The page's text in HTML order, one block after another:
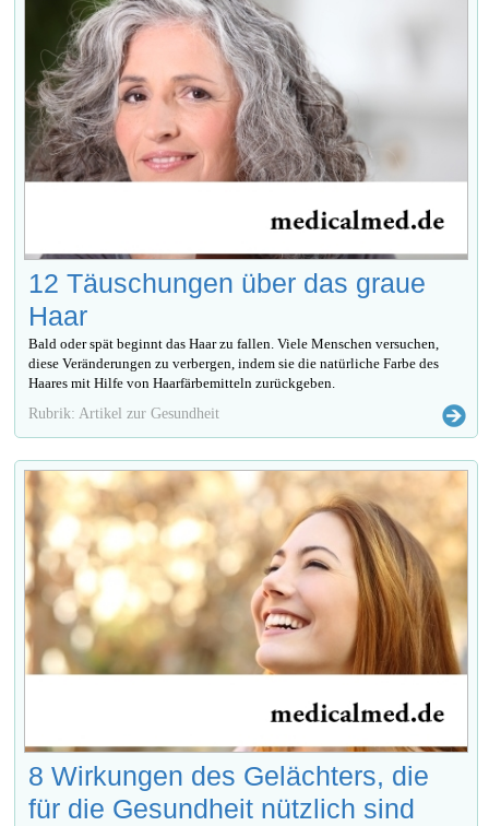
12 Täuschungen über das graue
Haar
Bald oder spät beginnt das Haar zu fallen. Viele Menschen versuchen,
diese Veränderungen zu verbergen, indem sie die natürliche Farbe des
Haares mit Hilfe von Haarfärbemitteln zurückgeben.
Rubrik: Artikel zur Gesundheit
8 Wirkungen des Gelächters, die
für die Gesundheit nützlich sind